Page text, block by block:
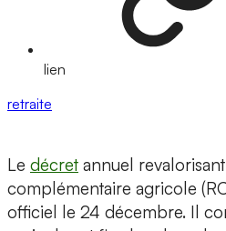
lien
retraite
Le décret annuel
complémentaire agricole
officiel le 24 décembre. Il